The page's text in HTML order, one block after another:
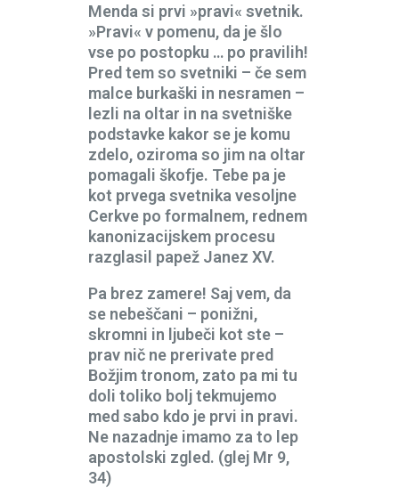
Menda si prvi »pravi« svetnik.
»Pravi« v pomenu, da je šlo
vse po postopku … po pravilih!
Pred tem so svetniki – če sem
malce burkaški in nesramen –
lezli na oltar in na svetniške
podstavke kakor se je komu
zdelo, oziroma so jim na oltar
pomagali škofje. Tebe pa je
kot prvega svetnika vesoljne
Cerkve po formalnem, rednem
kanonizacijskem procesu
razglasil papež Janez XV.
Pa brez zamere! Saj vem, da
se nebeščani – ponižni,
skromni in ljubeči kot ste –
prav nič ne prerivate pred
Božjim tronom, zato pa mi tu
doli toliko bolj tekmujemo
med sabo kdo je prvi in pravi.
Ne nazadnje imamo za to lep
apostolski zgled. (glej Mr 9,
34)